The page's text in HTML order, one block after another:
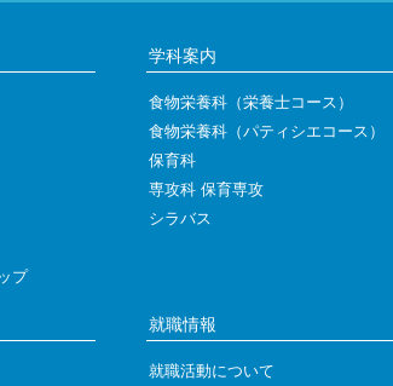
プ
学科案内
食物栄養科（栄養士コース）
食物栄養科（パティシエコース）
保育科
専攻科 保育専攻
シラバス
就職情報
就職活動について